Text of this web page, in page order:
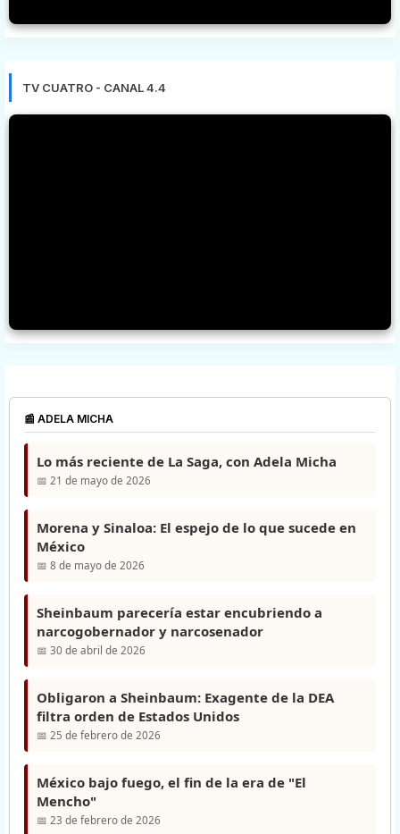
TV CUATRO - CANAL 4.4
📰 ADELA MICHA
Lo más reciente de La Saga, con Adela Micha
📅 21 de mayo de 2026
Morena y Sinaloa: El espejo de lo que sucede en
México
📅 8 de mayo de 2026
Sheinbaum parecería estar encubriendo a
narcogobernador y narcosenador
📅 30 de abril de 2026
Obligaron a Sheinbaum: Exagente de la DEA
filtra orden de Estados Unidos
📅 25 de febrero de 2026
México bajo fuego, el fin de la era de "El
Mencho"
📅 23 de febrero de 2026